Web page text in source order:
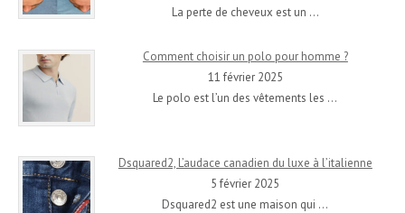
La perte de cheveux est un …
Comment choisir un polo pour homme ?
11 février 2025
Le polo est l’un des vêtements les …
Dsquared2, L’audace canadien du luxe à l’italienne
5 février 2025
Dsquared2 est une maison qui …